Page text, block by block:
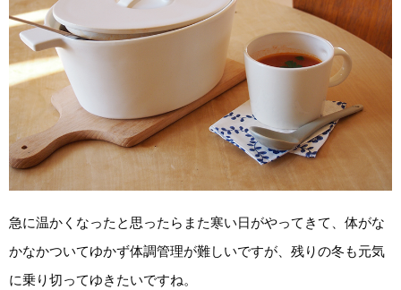
急に温かくなったと思ったらまた寒い日がやってきて、体がな
かなかついてゆかず体調管理が難しいですが、残りの冬も元気
に乗り切ってゆきたいですね。